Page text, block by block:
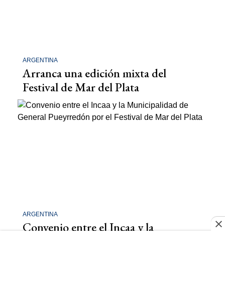
ARGENTINA
Arranca una edición mixta del
Festival de Mar del Plata
ARGENTINA
Convenio entre el Incaa y la